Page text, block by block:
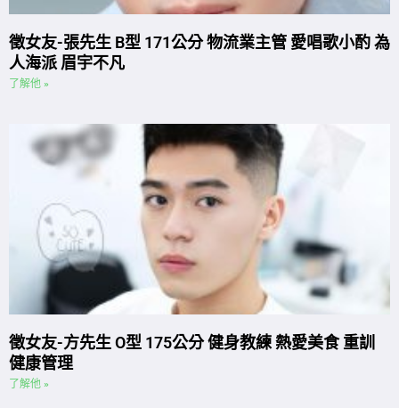
徵女友-張先生 B型 171公分 物流業主管 愛唱歌小酌 為
人海派 眉宇不凡
了解他 »
徵女友-方先生 O型 175公分 健身教練 熱愛美食 重訓
健康管理
了解他 »